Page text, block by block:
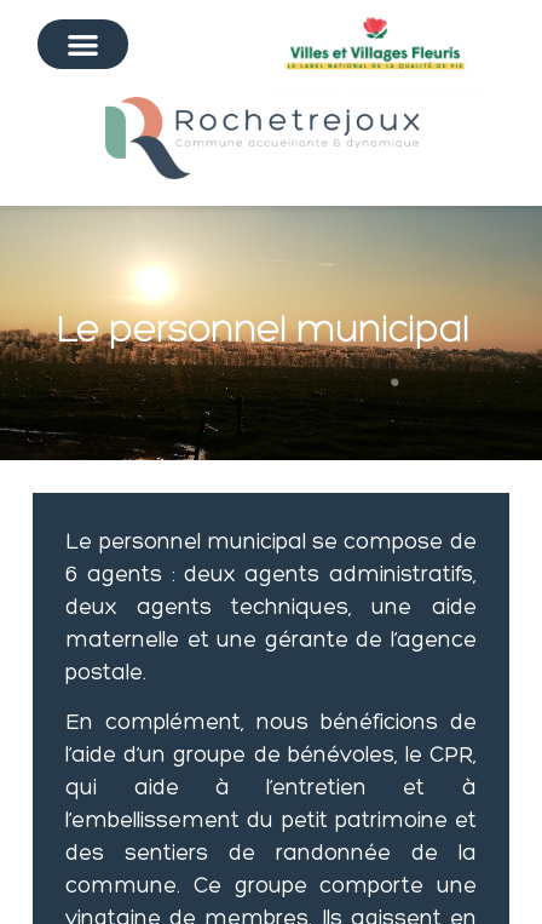
Le personnel municipal
Le personnel municipal se compose de
6 agents : deux agents administratifs,
deux agents techniques, une aide
maternelle et une gérante de l’agence
postale.
En complément, nous bénéficions de
l’aide d’un groupe de bénévoles, le CPR,
qui aide à l’entretien et à
l’embellissement du petit patrimoine et
des sentiers de randonnée de la
commune. Ce groupe comporte une